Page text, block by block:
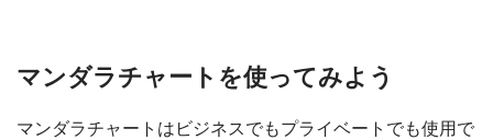
マンダラチャートを使ってみよう
マンダラチャートはビジネスでもプライベートでも使用で